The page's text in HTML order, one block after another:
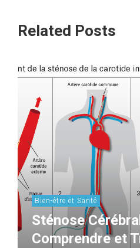
Related Posts
Bien-être et Santé
Sténose
Comprendre et